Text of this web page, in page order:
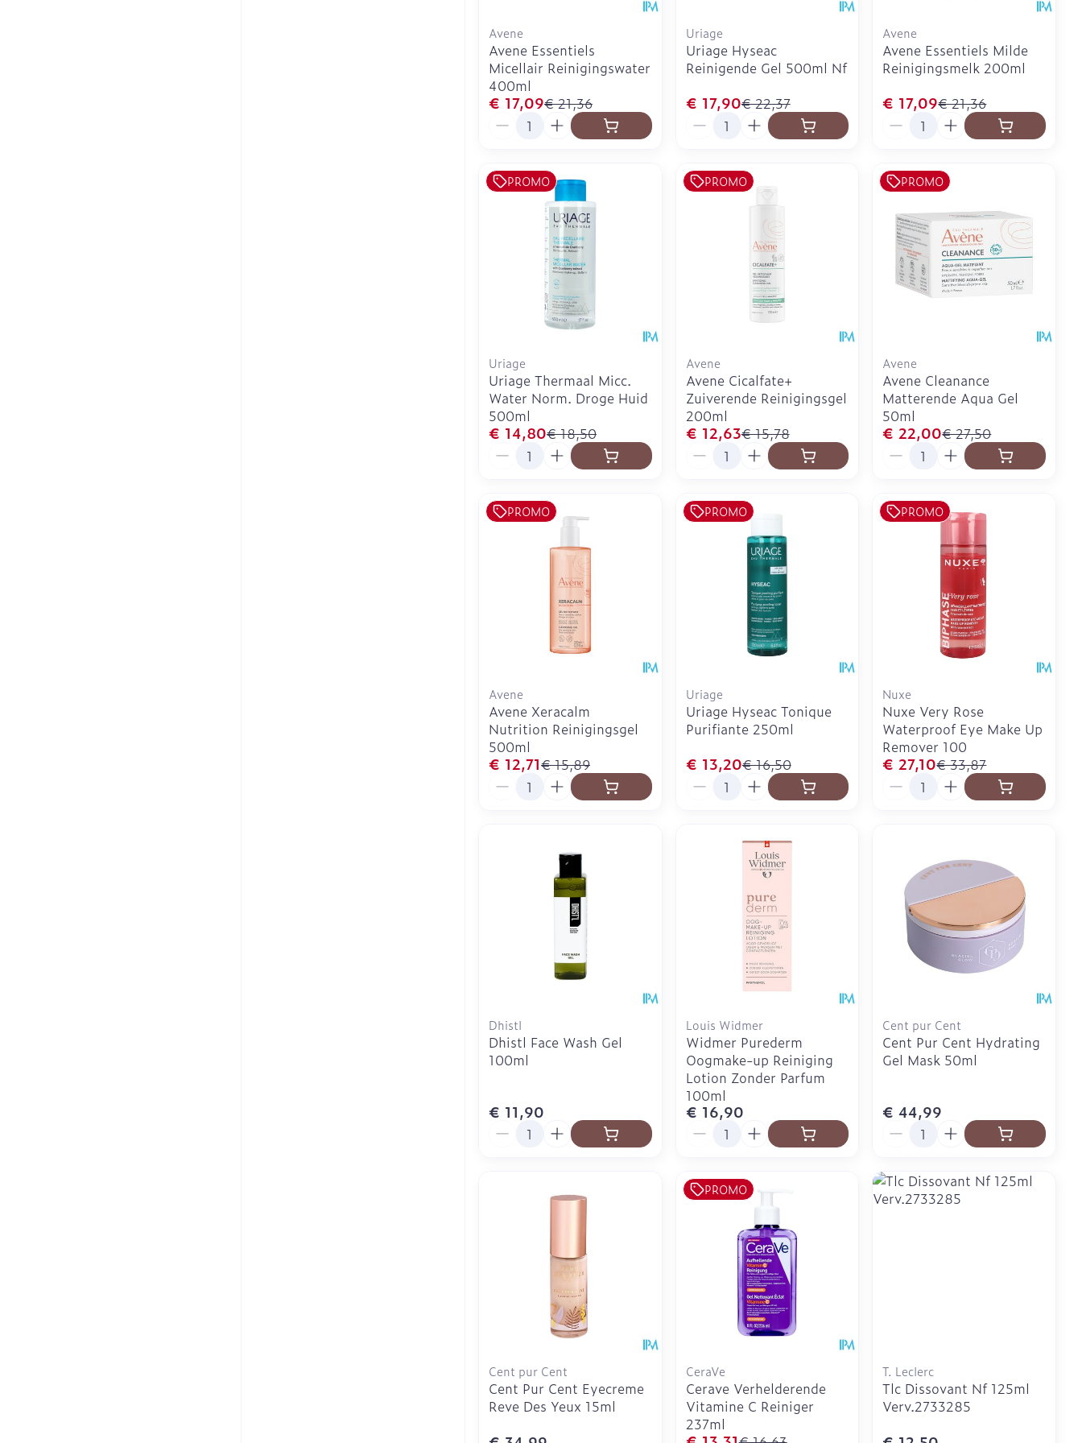
Avene
Avene Essentiels
Micellair Reinigingswater
400ml
€ 21,36
€ 17,09
Aantal
Uriage
Uriage Hyseac
Reinigende Gel 500ml Nf
€ 22,37
€ 17,90
Aantal
Avene
Avene Essentiels Milde
Reinigingsmelk 200ml
€ 21,36
€ 17,09
Aantal
PROMO
Uriage
Uriage Thermaal Micc.
Water Norm. Droge Huid
500ml
€ 18,50
€ 14,80
Aantal
PROMO
Avene
Avene Cicalfate+
Zuiverende Reinigingsgel
200ml
€ 15,78
€ 12,63
Aantal
PROMO
Avene
Avene Cleanance
Matterende Aqua Gel
50ml
€ 27,50
€ 22,00
Aantal
PROMO
Avene
Avene Xeracalm
Nutrition Reinigingsgel
500ml
€ 15,89
€ 12,71
Aantal
PROMO
Uriage
Uriage Hyseac Tonique
Purifiante 250ml
€ 16,50
€ 13,20
Aantal
PROMO
Nuxe
Nuxe Very Rose
Waterproof Eye Make Up
Remover 100
€ 33,87
€ 27,10
Aantal
Dhistl
Dhistl Face Wash Gel
100ml
€ 11,90
Aantal
Louis Widmer
Widmer Purederm
Oogmake-up Reiniging
Lotion Zonder Parfum
100ml
€ 16,90
Aantal
Cent pur Cent
Cent Pur Cent Hydrating
Gel Mask 50ml
€ 44,99
Aantal
Cent pur Cent
Cent Pur Cent Eyecreme
Reve Des Yeux 15ml
PROMO
CeraVe
Cerave Verhelderende
Vitamine C Reiniger
237ml
T. Leclerc
Tlc Dissovant Nf 125ml
Verv.2733285